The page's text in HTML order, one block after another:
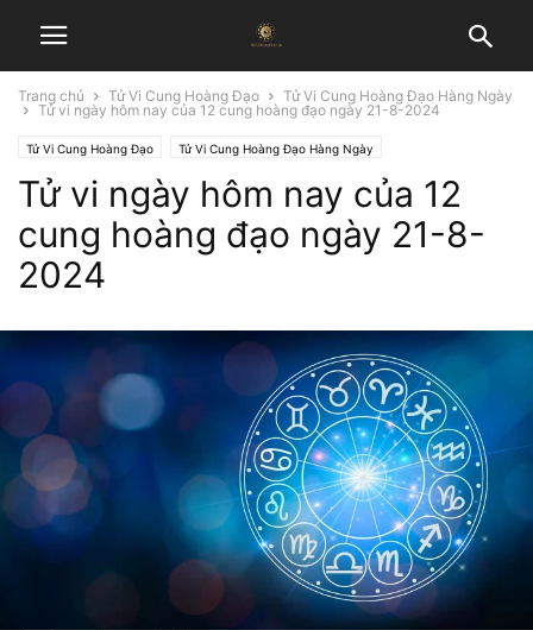
Trang chủ Tử Vi Cung Hoàng Đạo
Tử Vi Cung Hoàng Đạo Hàng Ngày
Tử vi ngày hôm nay của 12 cung hoàng đạo ngày 21-8-2024
Tử Vi Cung Hoàng Đạo Tử Vi Cung Hoàng Đạo Hàng Ngày
Tử vi ngày hôm nay của 12
cung hoàng đạo ngày 21-8-
2024